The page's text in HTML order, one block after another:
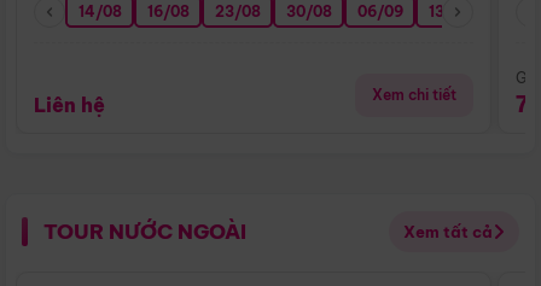
14/08 16/08 23/08 30/08 06/09 13/09
Liên hệ Xem chi tiết
TOUR NƯỚC NGOÀI Xem tất cả
Điểm nổi bật